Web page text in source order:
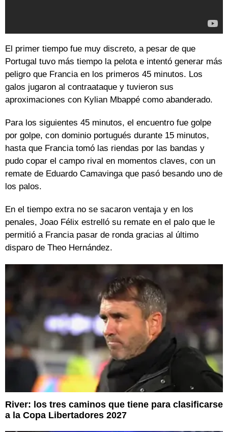
El primer tiempo fue muy discreto, a pesar de que
Portugal tuvo más tiempo la pelota e intentó generar más
peligro que Francia en los primeros 45 minutos. Los
galos jugaron al contraataque y tuvieron sus
aproximaciones con Kylian Mbappé como abanderado.
Para los siguientes 45 minutos, el encuentro fue golpe
por golpe, con dominio portugués durante 15 minutos,
hasta que Francia tomó las riendas por las bandas y
pudo copar el campo rival en momentos claves, con un
remate de Eduardo Camavinga que pasó besando uno de
los palos.
En el tiempo extra no se sacaron ventaja y en los
penales, Joao Félix estrelló su remate en el palo que le
permitió a Francia pasar de ronda gracias al último
disparo de Theo Hernández.
River: los tres caminos que tiene para clasificarse
a la Copa Libertadores 2027